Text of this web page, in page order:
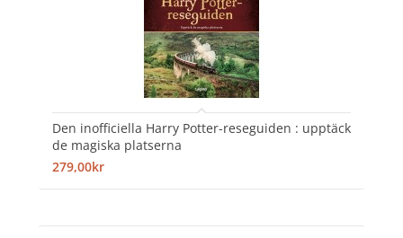
Den inofficiella Harry Potter-reseguiden : upptäck
de magiska platserna
279,00kr